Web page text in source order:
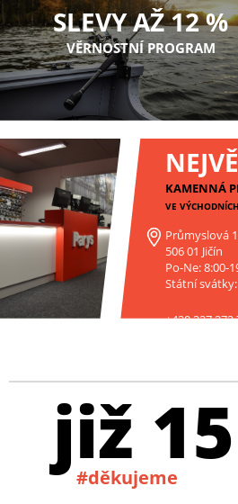
SLEVY AŽ 12 %
VĚRNOSTNÍ PROGRAM
KAMENNÁ
VE
Průmyslová
506 01 Jičín
Po-Ne: 8:00-
Státní
+420 227 272
již
#děkujeme